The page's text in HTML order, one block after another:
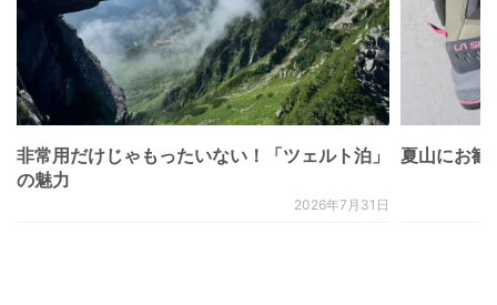
非常用だけじゃもったいない！「ツェルト泊」
の魅力
2026年7月31日
夏山にお